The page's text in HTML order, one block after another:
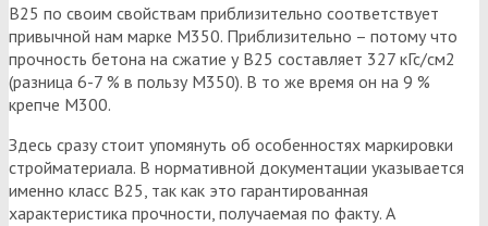
В25 по своим свойствам приблизительно соответствует
привычной нам марке М350. Приблизительно – потому что
прочность бетона на сжатие у В25 составляет 327 кГс/см2
(разница 6-7 % в пользу М350). В то же время он на 9 %
крепче М300.
Здесь сразу стоит упомянуть об особенностях маркировки
стройматериала. В нормативной документации указывается
именно класс В25, так как это гарантированная
характеристика прочности, получаемая по факту. А